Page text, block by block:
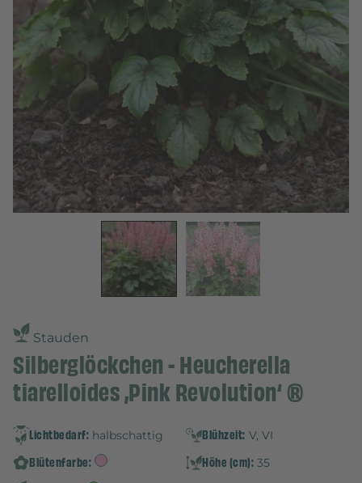
Stauden
Silberglöckchen - Heucherella
tiarelloides ‚Pink Revolution‘ ®
Lichtbedarf: halbschattig Blühzeit: V, VI
Blütenfarbe: Höhe (cm): 35